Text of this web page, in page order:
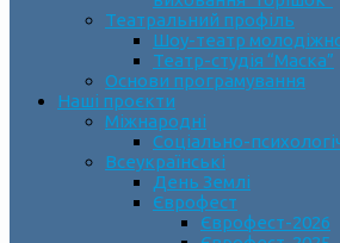
Театральний профіль
Шоу-театр
Театр-студія “Маска”
Основи програмування
Наші проєкти
Міжнародні
Соціально-
Всеукраїнські
День Землі
Єврофест
Єврофест-2026